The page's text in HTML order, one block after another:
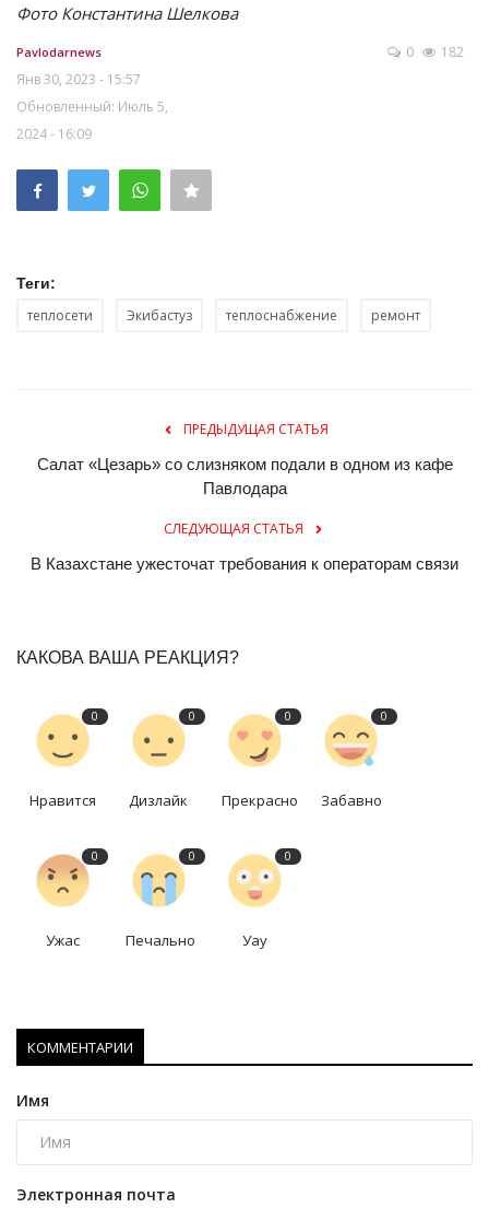
Фото Константина Шелкова
Pavlodarnews
Янв 30, 2023 - 15:57
Обновленный: Июль 5,
2024 - 16:09
0 182
Теги:
теплосети Экибастуз теплоснабжение ремонт
ПРЕДЫДУЩАЯ СТАТЬЯ
Салат «Цезарь» со слизняком подали в одном из кафе
Павлодара
СЛЕДУЮЩАЯ СТАТЬЯ
В Казахстане ужесточат требования к операторам связи
КАКОВА ВАША РЕАКЦИЯ?
0
Нравится
0
Дизлайк
0
Прекрасно
0
Забавно
0
Ужас
0
Печально
0
Уау
КОММЕНТАРИИ
Имя
Электронная почта